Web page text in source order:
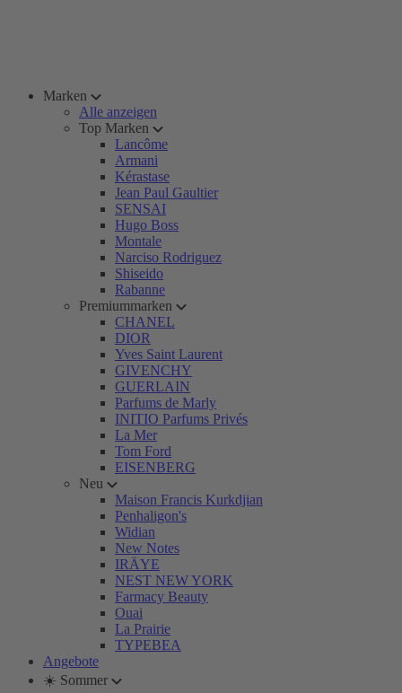
Marken
Alle anzeigen
Top Marken
Lancôme
Armani
Kérastase
Jean Paul Gaultier
SENSAI
Hugo Boss
Montale
Narciso Rodriguez
Shiseido
Rabanne
Premiummarken
CHANEL
DIOR
Yves Saint Laurent
GIVENCHY
GUERLAIN
Parfums de Marly
INITIO Parfums Privés
La Mer
Tom Ford
EISENBERG
Neu
Maison Francis Kurkdjian
Penhaligon's
Widian
New Notes
IRÄYE
NEST NEW YORK
Farmacy Beauty
Ouai
La Prairie
TYPEBEA
Angebote
☀️ Sommer